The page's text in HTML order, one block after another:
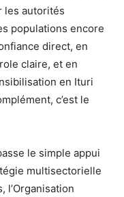
les autorités
populations encore
direct, en
claire, et en
en Ituri
c’est le
le simple appui
multisectorielle
l’Organisation